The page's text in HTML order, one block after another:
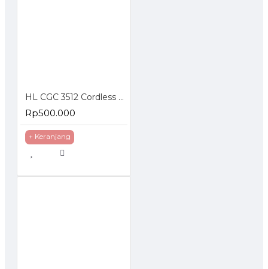
HL CGC 3512 Cordless Grass Cutter 18V Mesin Potong Rumput Baterai
Rp500.000
+ Keranjang